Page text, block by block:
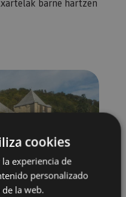
barne hartzen
cookies
experiencia de
personalizado
la web.